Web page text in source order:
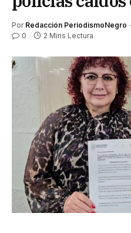
Por Redacción PeriodismoNegro
0 2 Mins Lectura